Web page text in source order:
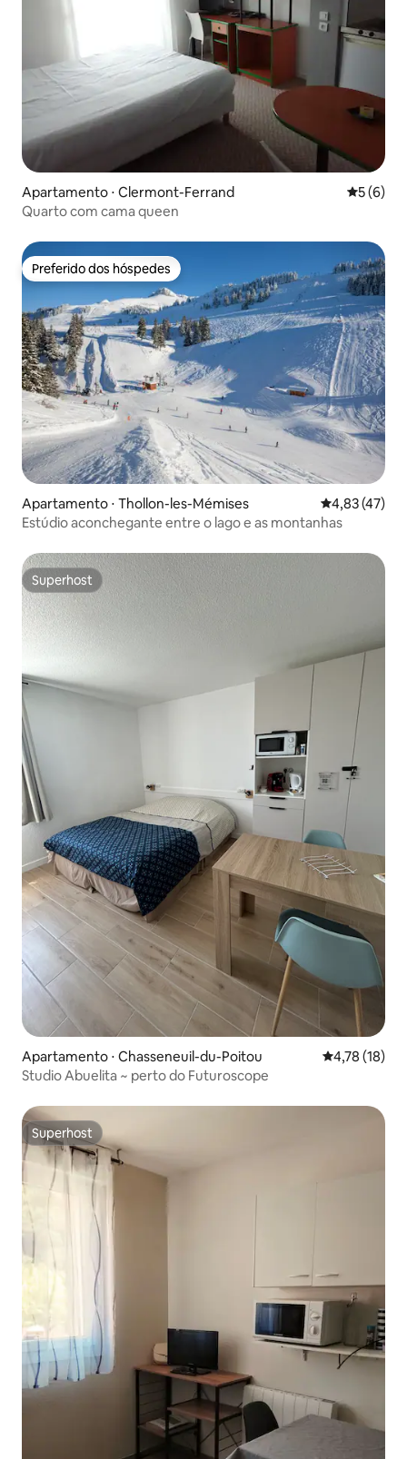
Apartamento ⋅ Clermont-Ferrand 5 de
5 (6)
Quarto com cama queen
Preferido dos hóspedes
Preferido dos hóspedes
Apartamento ⋅ Thollon-les-Mémises 4,83 de uma
4,83 (47)
Estúdio aconchegante entre o lago e as montanhas
Superhost
Superhost
Apartamento ⋅ Chasseneuil-du-Poitou 4,78 de uma
4,78 (18)
Studio Abuelita ~ perto do Futuroscope
Superhost
Superhost